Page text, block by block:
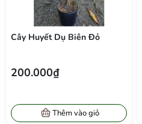
Cây Huyết Dụ Biên Đỏ
200.000₫
Thêm vào giỏ